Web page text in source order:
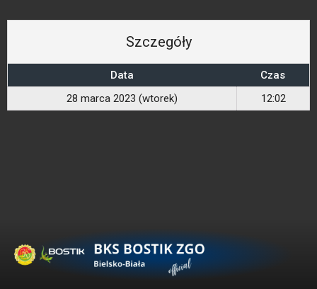
Szczegóły
Data
Czas
28 marca 2023 (wtorek)
12:02